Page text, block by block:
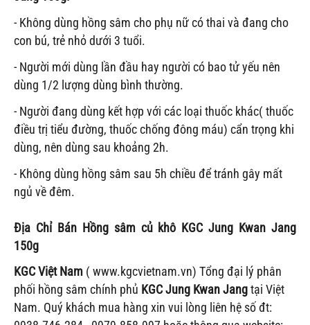
- Không dùng hồng sâm cho phụ nữ có thai và đang cho
con bú, trẻ nhỏ dưới 3 tuổi.
- Người mới dùng lần đầu hay người có bao tử yếu nên
dùng 1/2 lượng dùng bình thường.
- Người đang dùng kết hợp với các loại thuốc khác( thuốc
điều trị tiểu đường, thuốc chống đông máu) cẩn trọng khi
dùng, nên dùng sau khoảng 2h.
- Không dùng hồng sâm sau 5h chiều để tránh gây mất
ngủ về đêm.
Địa Chỉ Bán Hồng sâm củ khô KGC Jung Kwan Jang
150g
KGC Việt Nam ( www.kgcvietnam.vn) Tổng đại lý phân
phối hồng sâm chính phủ KGC Jung Kwan Jangtại Việt
Nam. Quý khách mua hàng xin vui lòng liên hệ số đt: